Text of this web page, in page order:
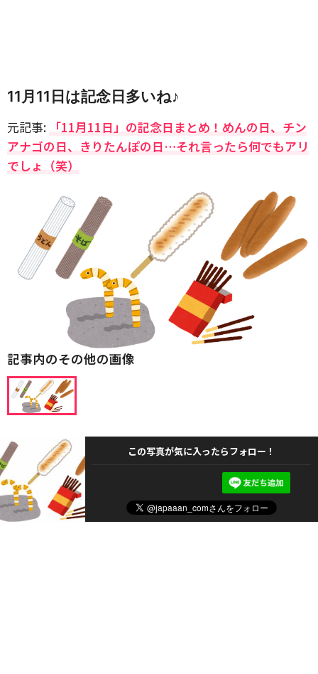
11月11日は記念日多いね♪
元記事: 「11月11日」の記念日まとめ！めんの日、チン
アナゴの日、きりたんぽの日…それ言ったら何でもアリ
でしょ（笑）
記事内のその他の画像
この写真が気に入ったらフォロー！